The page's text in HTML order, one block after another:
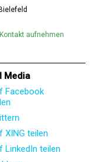
Kontakt aufnehmen
Media
Facebook
XING teilen
LinkedIn teilen